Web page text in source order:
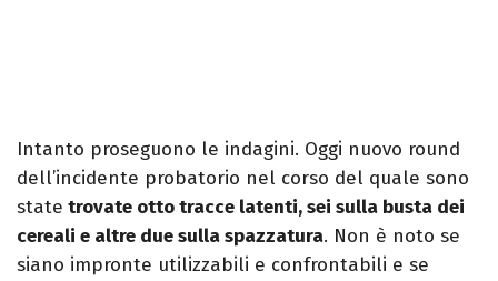
Intanto proseguono le indagini. Oggi nuovo round
dell’incidente probatorio nel corso del quale sono
state trovate otto tracce latenti, sei sulla busta dei
cereali e altre due sulla spazzatura. Non è noto se
siano impronte utilizzabili e confrontabili e se